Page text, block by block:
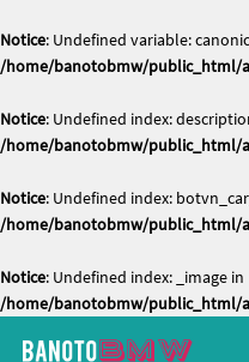
Notice: Undefined variable:
/home/banotobmw/public_html/
Notice: Undefined index:
/home/banotobmw/public_html/
Notice: Undefined index:
/home/banotobmw/public_html/
Notice: Undefined index: _image in
/home/banotobmw/public_html/